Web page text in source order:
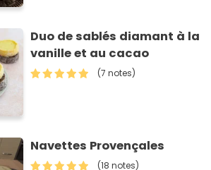
Duo de sablés diamant à la
vanille et au cacao
(7 notes)
Navettes Provençales
(18 notes)